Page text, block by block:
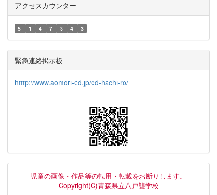
アクセスカウンター
5 1 4 7 3 4 3
緊急連絡掲示板
htttp://www.aomori-ed.jp/ed-hachi-ro/
児童の画像・作品等の転用・転載をお断りします。
Copyright(C)青森県立八戸聾学校